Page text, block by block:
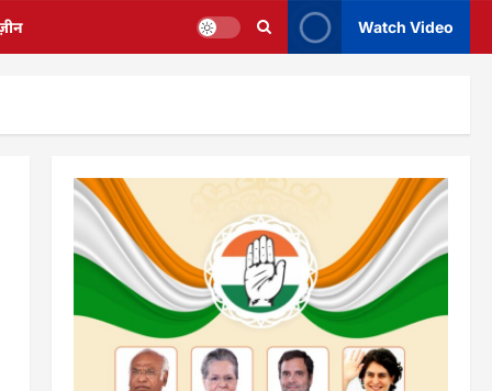
Watch Video